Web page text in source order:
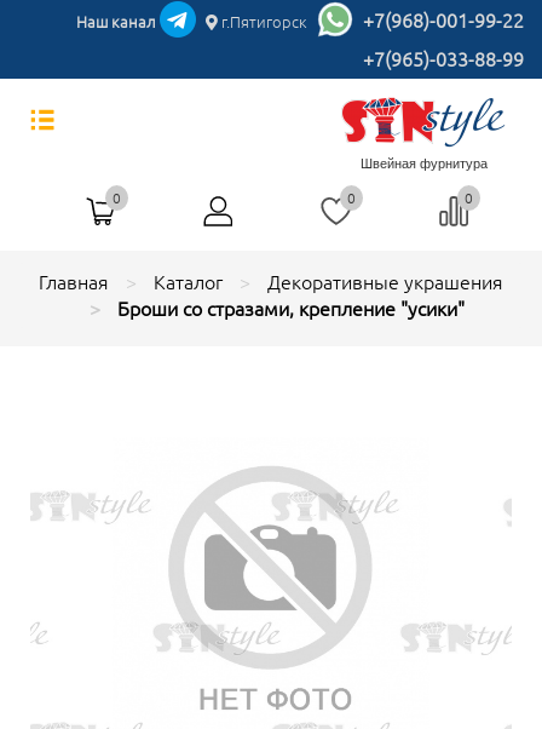
Наш канал г.Пятигорск
+7(968)-001-99-22
+7(965)-033-88-99
Швейная фурнитура
0 0 0
Главная Каталог
Декоративные украшения
Броши со стразами, крепление "усики"